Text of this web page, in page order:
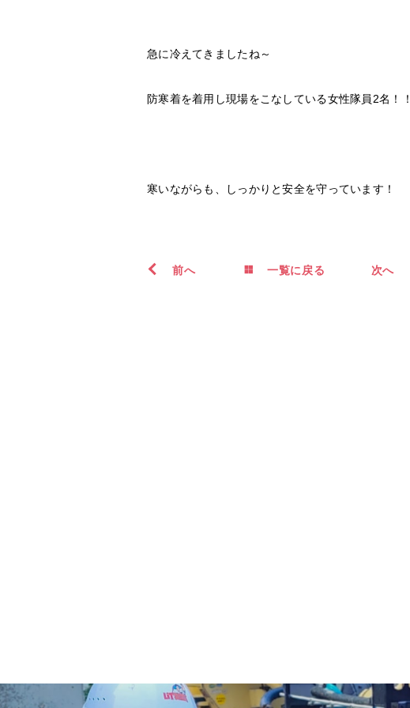
急に冷えてきましたね～
防寒着を着用し現場をこなしている女性隊員2名！！
寒いながらも、しっかりと安全を守っています！
前へ 一覧に戻る 次へ